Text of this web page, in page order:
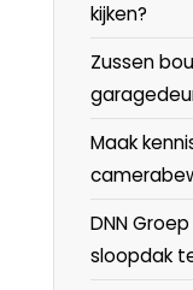
kijken?
Zussen
Maak
DNN
sloopdak